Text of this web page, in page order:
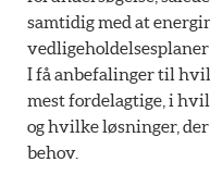
samtidig med at
I få anbefalinger til
mest fordelagtige, i
og hvilke løsninger,
behov.